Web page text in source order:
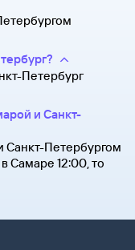
Петербург
и Санкт-
Санкт-Петербургом
Самаре 12:00, то